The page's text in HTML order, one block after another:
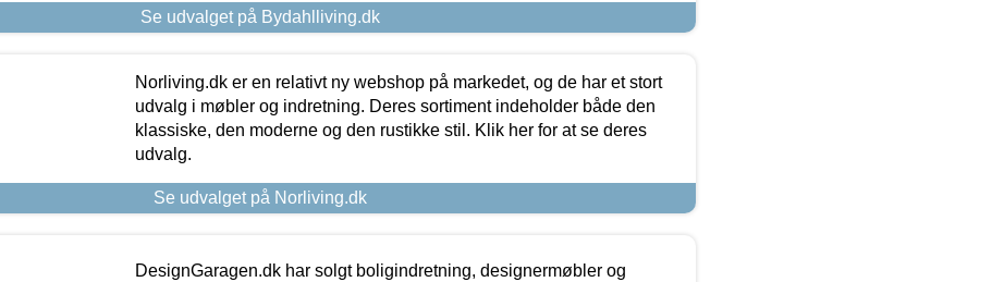
Se udvalget på Bydahlliving.dk
Norliving.dk er en relativt ny webshop på markedet, og de har et stort
udvalg i møbler og indretning. Deres sortiment indeholder både den
klassiske, den moderne og den rustikke stil. Klik her for at se deres
udvalg.
Se udvalget på Norliving.dk
DesignGaragen.dk har solgt boligindretning, designermøbler og